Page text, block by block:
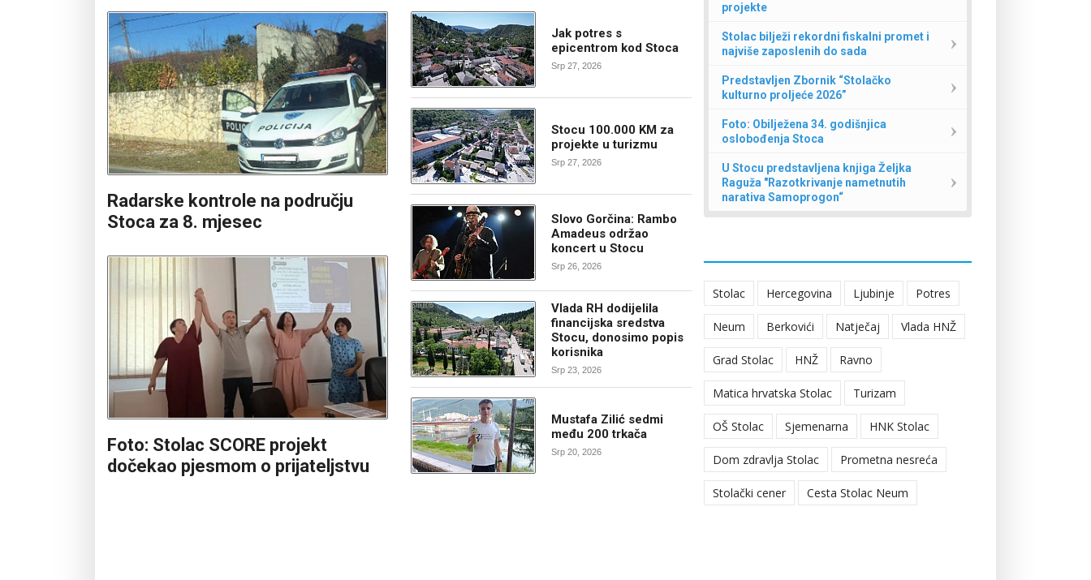
Radarske kontrole na području
Stoca za 8. mjesec
Foto: Stolac SCORE projekt
dočekao pjesmom o prijateljstvu
Jak potres s
epicentrom kod Stoca
Srp 27, 2026
Stocu 100.000 KM za
projekte u turizmu
Srp 27, 2026
Slovo Gorčina: Rambo
Amadeus održao
koncert u Stocu
Srp 26, 2026
Vlada RH dodijelila
financijska sredstva
Stocu, donosimo popis
korisnika
Srp 23, 2026
Mustafa Zilić sedmi
među 200 trkača
Srp 20, 2026
projekte
Stolac bilježi rekordni fiskalni promet i
najviše zaposlenih do sada
Predstavljen Zbornik “Stolačko
kulturno proljeće 2026”
Foto: Obilježena 34. godišnjica
oslobođenja Stoca
U Stocu predstavljena knjiga Željka
Raguža "Razotkrivanje nametnutih
narativa Samoprogon“
Stolac Hercegovina Ljubinje Potres
Neum Berkovići Natječaj Vlada HNŽ
Grad Stolac HNŽ Ravno
Matica hrvatska Stolac Turizam
OŠ Stolac Sjemenarna HNK Stolac
Dom zdravlja Stolac Prometna nesreća
Stolački cener Cesta Stolac Neum